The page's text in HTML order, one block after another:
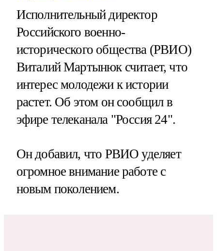
Исполнительный директор
Российского военно-
исторического общества (РВИО)
Виталий Мартынюк считает, что
интерес молодежи к истории
растет. Об этом он сообщил в
эфире телеканала "Россия 24".
Он добавил, что РВИО уделяет
огромное внимание работе с
новым поколением.